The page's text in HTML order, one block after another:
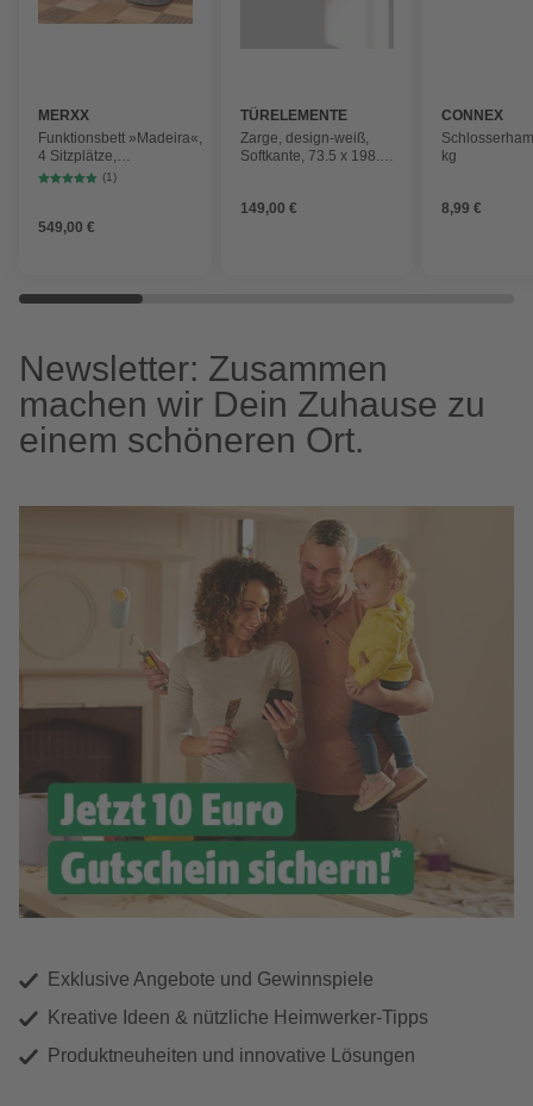
MERXX
Funktionsbett »Madeira«,
4 Sitzplätze,
Polyrattan/Stahl/Polyester,
(1)
549,00 €
TÜRELEMENTE
BORNE
Zarge, design-weiß,
Softkante, 73.5 x 198.5
149,00 €
CONNEX
kg
8,99 €
Newsletter: Zusammen
machen wir Dein Zuhause zu
einem schöneren Ort.
Exklusive Angebote und Gewinnspiele
Kreative Ideen & nützliche Heimwerker-Tipps
Produktneuheiten und innovative Lösungen